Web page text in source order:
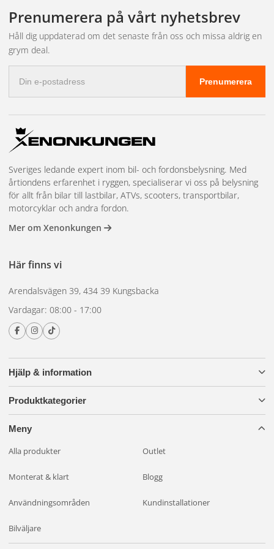
fakturabetalning, mängdrabatter, en dedikerad kundansvarig och
prioriterad lagerreservation på högvolymsartiklar. Vi har även
showroom i Kungsbacka för demonstrationer och teknisk
rådgivning. Läs mer och kom igång på
Prenumerera på vårt nyhetsbrev
Håll dig uppdaterad om det senaste från oss och missa aldrig en
grym deal.
postadress
Prenumerera
Hjälp & information
Produktkategorier
Meny
Alla produkter Outlet
Monterat & klart Blogg
Användningsområden Kundinstallationer
Bilväljare
Sveriges ledande expert inom bil- och fordonsbelysning. Med
årtiondens erfarenhet i ryggen, specialiserar vi oss på belysning
för allt från bilar till lastbilar, ATVs, scooters, transportbilar,
motorcyklar och andra fordon.
Mer om Xenonkungen
Här finns vi
Arendalsvägen 39, 434 39 Kungsbacka
Vardagar: 08:00 - 17:00